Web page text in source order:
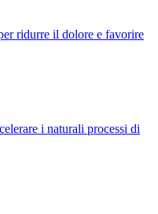
ridurre il dolore e favorire
i naturali processi di